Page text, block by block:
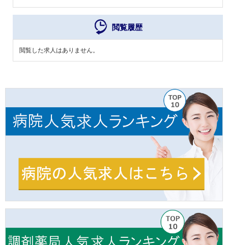
閲覧履歴
閲覧した求人はありません。